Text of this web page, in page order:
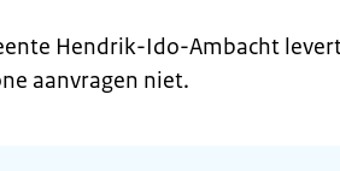
Hendrik-Ido-Ambacht
aanvragen niet.